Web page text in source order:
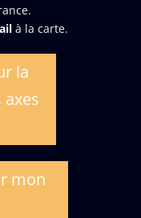
à la carte.
la
mon